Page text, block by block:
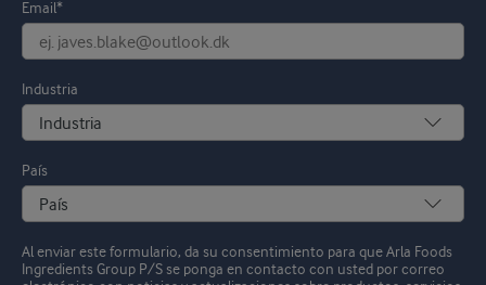
Email*
Industria
País
Al enviar este formulario, da su consentimiento para que Arla Foods
Ingredients Group P/S se ponga en contacto con usted por correo